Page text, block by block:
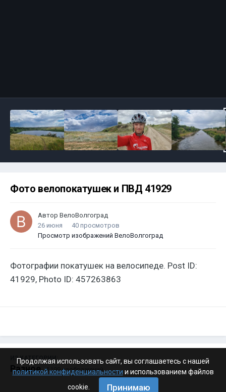
Фото велопокатушек и ПВД 41929
Автор ВелоВолгоград
26 июня
40 просмотров
Просмотр изображений ВелоВолгоград
Фотографии покатушек на велосипеде. Post ID:
41929, Photo ID: 457263863
ИЗ КАТЕГОРИИ:
Разное · 4 199 изображений
Продолжая использовать сайт, вы соглашаетесь с нашей
политикой конфиденциальности и использованием файлов
cookie.
Принимаю